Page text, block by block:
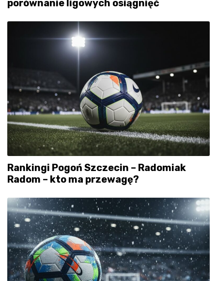
porównanie ligowych osiągnięć
Rankingi Pogoń Szczecin – Radomiak
Radom – kto ma przewagę?